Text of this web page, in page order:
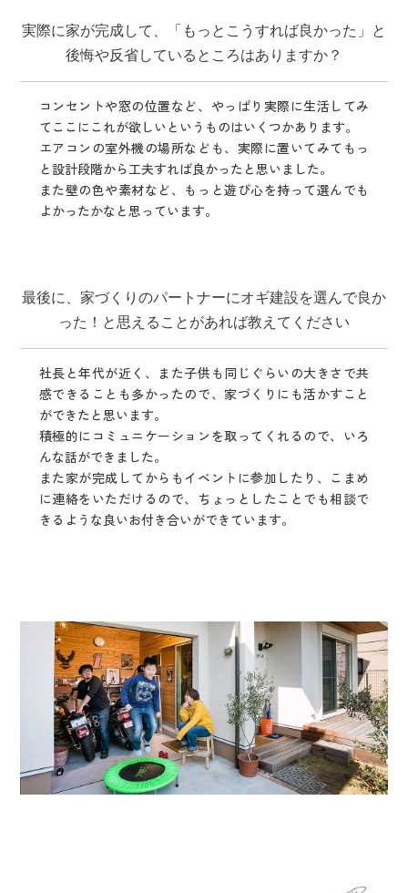
実際に家が完成して、「もっとこうすれば良かった」と
後悔や反省しているところはありますか？
コンセントや窓の位置など、やっぱり実際に生活してみ
てここにこれが欲しいというものはいくつかあります。
エアコンの室外機の場所なども、実際に置いてみてもっ
と設計段階から工夫すれば良かったと思いました。
また壁の色や素材など、もっと遊び心を持って選んでも
よかったかなと思っています。
最後に、家づくりのパートナーにオギ建設を選んで良か
った！と思えることがあれば教えてください
社長と年代が近く、また子供も同じぐらいの大きさで共
感できることも多かったので、家づくりにも活かすこと
ができたと思います。
積極的にコミュニケーションを取ってくれるので、いろ
んな話ができました。
また家が完成してからもイベントに参加したり、こまめ
に連絡をいただけるので、ちょっとしたことでも相談で
きるような良いお付き合いができています。